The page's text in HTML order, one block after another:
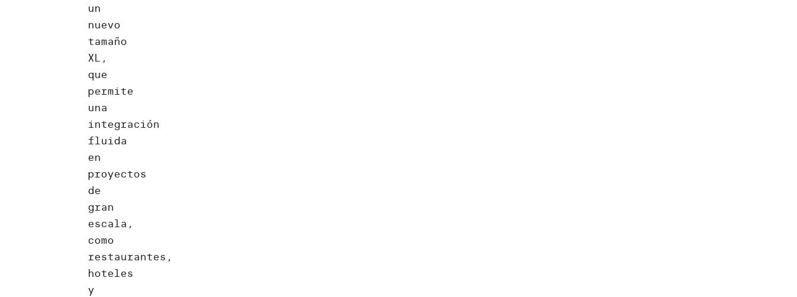
un
nuevo
tamaño
XL,
que
permite
una
integración
fluida
en
proyectos
de
gran
escala,
como
restaurantes,
hoteles
y